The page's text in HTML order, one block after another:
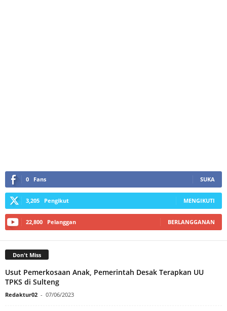
0 Fans SUKA
3,205 Pengikut MENGIKUTI
22,800 Pelanggan BERLANGGANAN
Don't Miss
Usut Pemerkosaan Anak, Pemerintah Desak Terapkan UU
TPKS di Sulteng
Redaktur02 - 07/06/2023